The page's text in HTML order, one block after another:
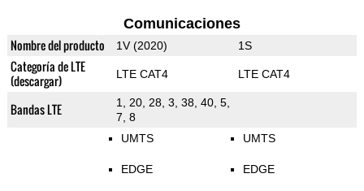
Comunicaciones
Nombre del producto 1V (2020) 1S
Categoría de LTE
(descargar)
LTE CAT4 LTE CAT4
Bandas LTE
1, 20, 28, 3, 38, 40, 5,
7, 8
UMTS
EDGE
UMTS
EDGE